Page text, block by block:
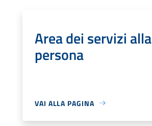
Area dei servizi alla
persona
VAI ALLA PAGINA